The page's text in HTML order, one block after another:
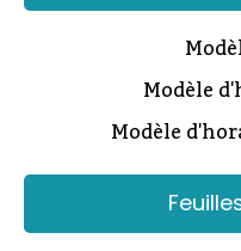
Modèle
Modèle